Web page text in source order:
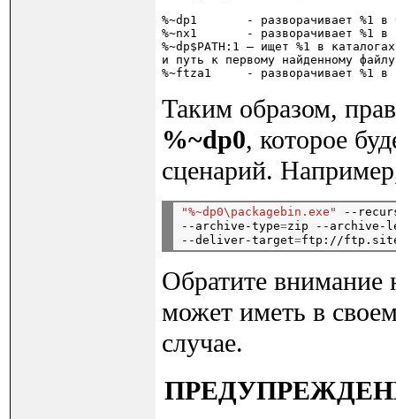
%~dp1       - разворачивает %1 в
%~nx1       - разворачивает %1 в
%~dp$PATH:1 – ищет %1 в
и путь к первому найденному
Таким образом,
%~dp0, которое
сценарий.
"%~dp0\packagebin.exe"
--
--archive-type=zip --archive-
--deliver-target=ftp://
Обратите внимание
может иметь в
случае.